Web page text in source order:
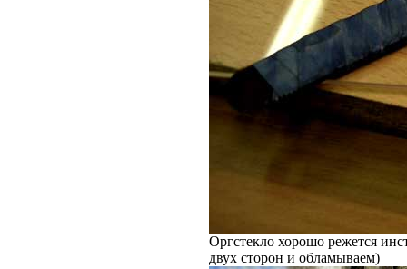
Оргстекло хорошо режется
двух сторон и обламываем)